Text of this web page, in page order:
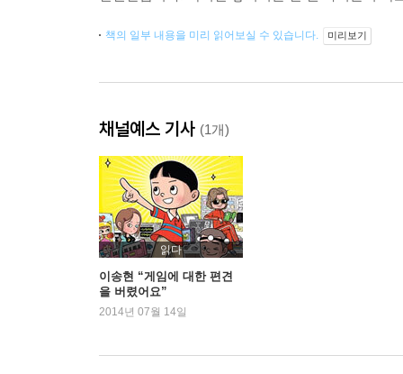
책의 일부 내용을 미리 읽어보실 수 있습니다. 미리보기
채널예스 기사 (1개)
읽다
이송현 “게임에 대한 편견
을 버렸어요”
2014년 07월 14일